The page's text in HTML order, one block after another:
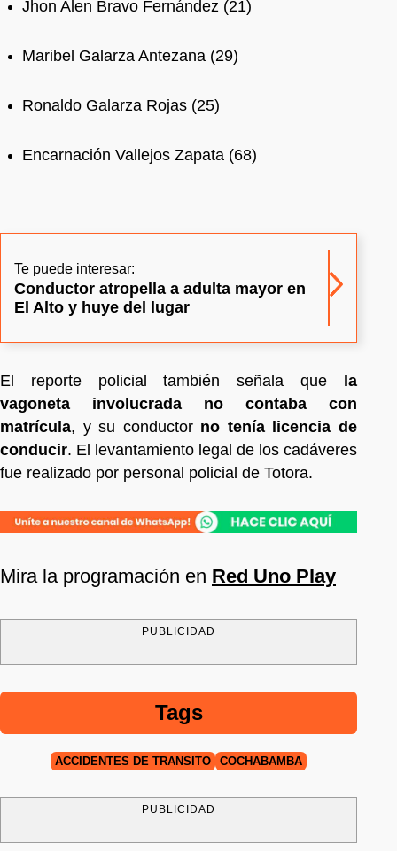
Jhon Alen Bravo Fernández (21)
Maribel Galarza Antezana (29)
Ronaldo Galarza Rojas (25)
Encarnación Vallejos Zapata (68)
Te puede interesar:
Conductor atropella a adulta mayor en
El Alto y huye del lugar
El reporte policial también señala que la
vagoneta involucrada no contaba con
matrícula, y su conductor no tenía licencia de
conducir. El levantamiento legal de los cadáveres
fue realizado por personal policial de Totora.
Mira la programación en Red Uno Play
PUBLICIDAD
Tags
ACCIDENTES DE TRÁNSITO COCHABAMBA
PUBLICIDAD